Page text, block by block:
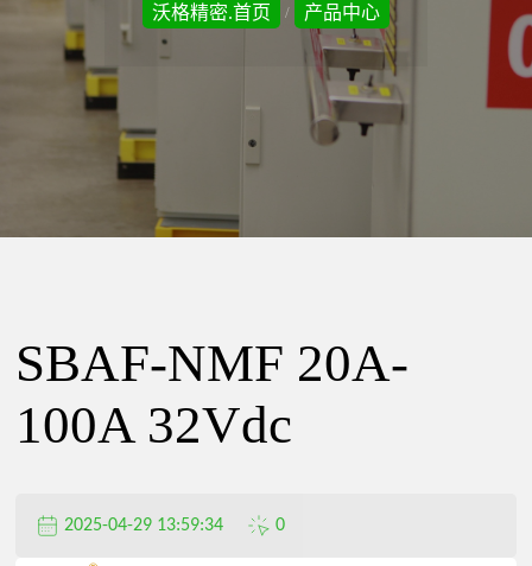
精
电
器
有
限
沃格精密.首页 / 产品中心
SBAF-NMF 20A-
100A 32Vdc
2025-04-29 13:59:34 0